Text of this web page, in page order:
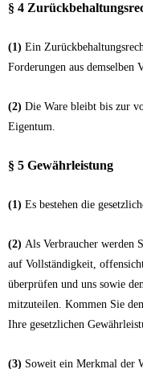
§ 4
(1) Ein
Forderungen aus demselben
(2) Die Ware bleibt bis zur
Eigentum.
§ 5 Gewährleistung
(1) Es bestehen die
(2) Als Verbraucher werden
auf Vollständigkeit,
überprüfen und uns sowie
mitzuteilen. Kommen Sie
Ihre gesetzlichen
(3) Soweit ein Merkmal der